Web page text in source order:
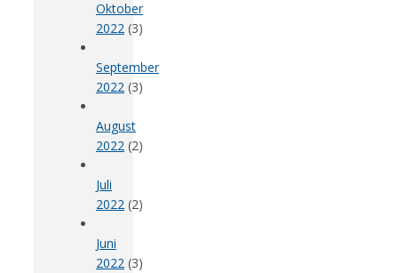
Oktober
2022 (3)
September
2022 (3)
August
2022 (2)
Juli
2022 (2)
Juni
2022 (3)